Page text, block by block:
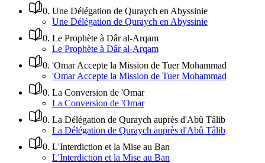
0. Une Délégation de Quraych en Abyssinie
Une Délégation de Quraych en Abyssinie
0. Le Prophète à Dâr al-Arqam
Le Prophète à Dâr al-Arqam
0. 'Omar Accepte la Mission de Tuer Mohammad
'Omar Accepte la Mission de Tuer Mohammad
0. La Conversion de 'Omar
La Conversion de 'Omar
0. La Délégation de Quraych auprès d'Abû Tâlib
La Délégation de Quraych auprès d'Abû Tâlib
0. L'Interdiction et la Mise au Ban
L'Interdiction et la Mise au Ban